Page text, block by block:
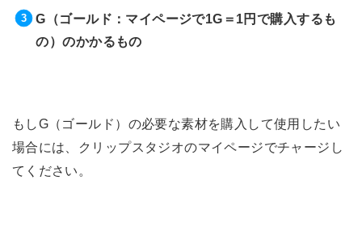
G（ゴールド：マイページで1G＝1円で購入するも
の）のかかるもの
もしG（ゴールド）の必要な素材を購入して使用したい
場合には、クリップスタジオのマイページでチャージし
てください。